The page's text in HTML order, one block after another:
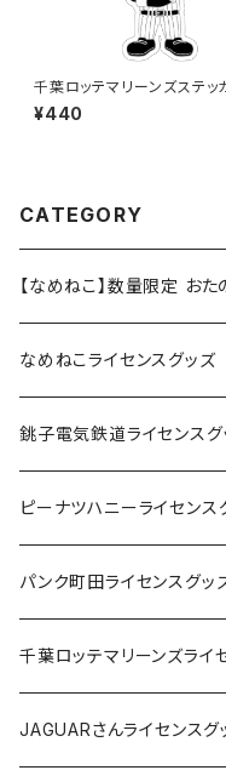
千葉ロッテマリーンズステッ
12
¥440
CATEGORY
【なめねこ】数量限定 お
なめねこライセンスグッズ
Tシャツ
キャップ
ステッカー
缶バッジ
ホテルキーホルダー
銚子電気鉄道ライセンスグ
ステッカー
缶バッジ
アクリルキーホルダー
ホテルキーホルダー
ピーナツハニーライセンス
Tシャツ
キャップ
バッグ
パンク町田ライセンスグッ
Tシャツ
キャップ
千葉ロッテマリーンズライ
ステッカー
JAGUARさんライセンスグ